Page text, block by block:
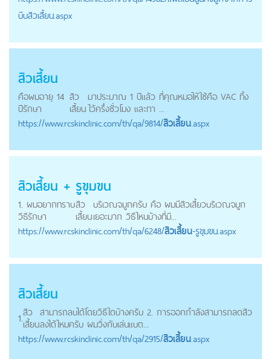
บีบสิวเสี้ยน.aspx
สิวเสี้ยน
คือผมอายุ 14
ปีรักษา
สิว
เสี้ยน
มาประมาณ 1 ปีแล้ว ที่คุณหมอให้ใช้คือ VAC ทิ้ง
ไว้ครึ่งชั่วโมง และทา ...
https://www.rcskinclinic.com/th/qa/9814/สิวเสี้ยน.aspx
สิวเสี้ยน + รูขุมขน
1. ผมอยากทราบ
วิธีรักษา
สิว
เสี้ยน
บริเวณจมูกครับ คือ ผมมีสิวเสี้ยวบริเวณจมูก
เยอะมาก วิธีไหนบ้างที่มี...
https://www.rcskinclinic.com/th/qa/6248/สิวเสี้ยน-รูขุมขน.aspx
สิวเสี้ยน
1.สิว
เสี้ยน
สามารถลบได้โดยวิธีใดบ้างครับ 2. การออกกำลังสามารถลดสิว
ลงได้ไหมครับ ผมวิ่งกับเล่นแบต...
https://www.rcskinclinic.com/th/qa/2915/สิวเสี้ยน.aspx